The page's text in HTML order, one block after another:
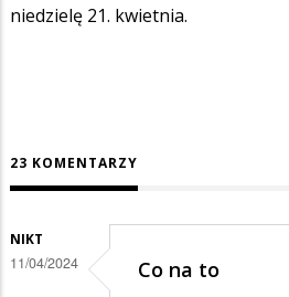
niedzielę 21. kwietnia.
23 KOMENTARZY
NIKT
11/04/2024 Co na to